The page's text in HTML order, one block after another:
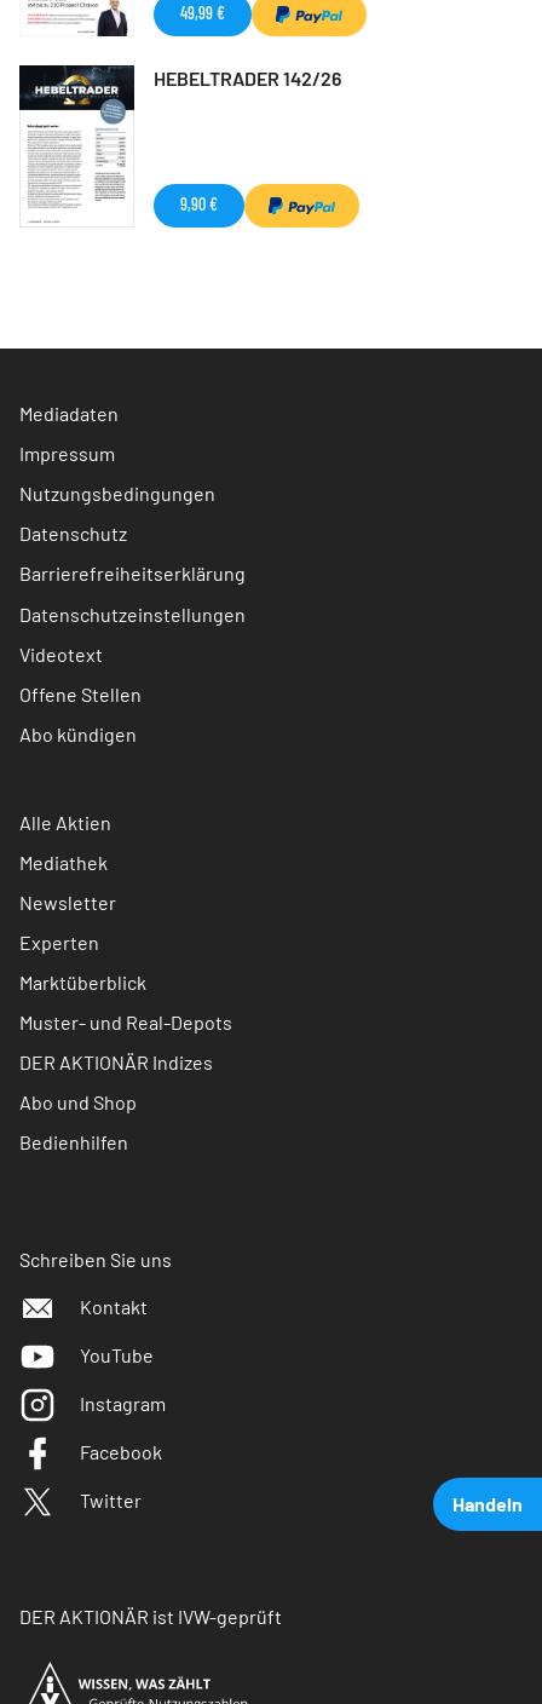
Handeln
49,99 €
HEBELTRADER 142/26
9,90 €
Mediadaten
Impressum
Nutzungsbedingungen
Datenschutz
Barrierefreiheitserklärung
Datenschutzeinstellungen
Videotext
Offene Stellen
Abo kündigen
Alle Aktien
Mediathek
Newsletter
Experten
Marktüberblick
Muster- und Real-Depots
DER AKTIONÄR Indizes
Abo und Shop
Bedienhilfen
Schreiben Sie uns
Kontakt
YouTube
Instagram
Facebook
Twitter
DER AKTIONÄR ist IVW-geprüft